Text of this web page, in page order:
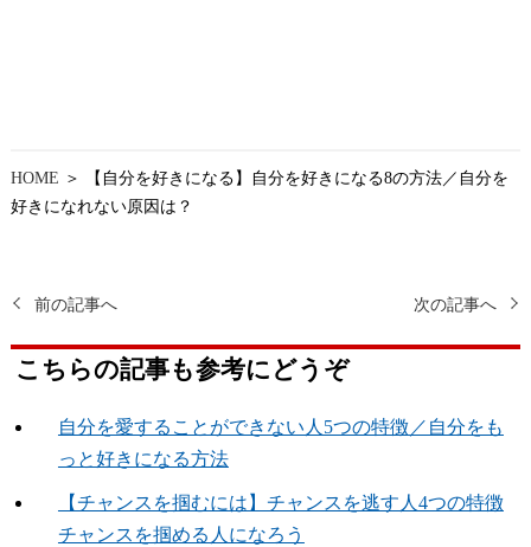
HOME ＞ 【自分を好きになる】自分を好きになる8の方法／自分を
好きになれない原因は？
前の記事へ 次の記事へ
こちらの記事も参考にどうぞ
自分を愛することができない人5つの特徴／自分をも
っと好きになる方法
【チャンスを掴むには】チャンスを逃す人4つの特徴
チャンスを掴める人になろう